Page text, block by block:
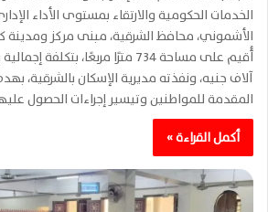
الخدمات الحكومية والارتقاء بمستوى الأداء
الأشموني، محافظ الشرقية، مبنى مركز ومدينة
آلاف جنيه، ونفذته مديرية الإسكان بالشرقية،
المقدمة للمواطنين وتيسير إجراءات الحصول
أكمل القراءة »